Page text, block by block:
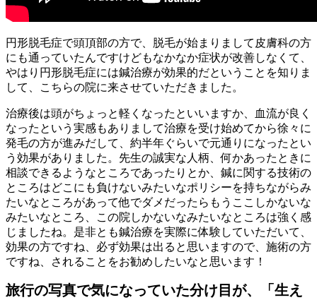
円形脱毛症で頭頂部の方で、脱毛が始まりまして皮膚科の方
にも通っていたんですけどもなかなか症状が改善しなくて、
やはり円形脱毛症には鍼治療が効果的だということを知りま
して、こちらの院に来させていただきました。
治療後は頭がちょっと軽くなったといいますか、血流が良く
なったという実感もありまして治療を受け始めてから徐々に
発毛の方が進みだして、約半年ぐらいで元通りになったとい
う効果がありました。先生の誠実な人柄、何かあったときに
相談できるようなところであったりとか、鍼に関する技術の
ところはどこにも負けないみたいなポリシーを持ちながらみ
たいなところがあって他でダメだったらもうここしかないな
みたいなところ、この院しかないなみたいなところは強く感
じましたね。是非とも鍼治療を実際に体験していただいて、
効果の方ですね、必ず効果は出ると思いますので、施術の方
ですね、されることをお勧めしたいなと思います！
旅行の写真で気になっていた分け目が、「生え